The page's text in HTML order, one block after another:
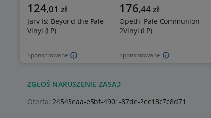
Sponsorowane
124,01 zł
Jarv Is: Beyond the Pale -
Vinyl (LP)
Sponsorowane
176,44zł
Opeth: Pale Communion -
2Vinyl (LP)
ZGŁOŚ NARUSZENIE ZASAD
Oferta: 24545eaa-e5bf-4901-87de-2ec18c7c8d71